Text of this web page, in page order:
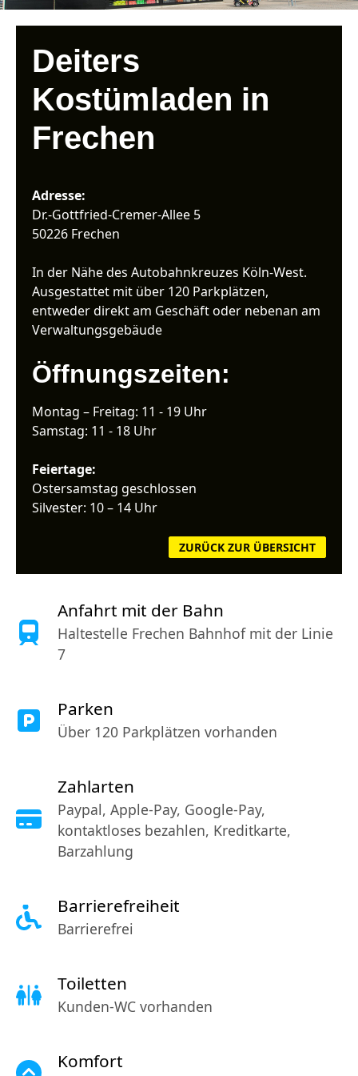
Deiters
Kostümladen in
Frechen
Adresse:
Dr.-Gottfried-Cremer-Allee 5
50226 Frechen
In der Nähe des Autobahnkreuzes Köln-West.
Ausgestattet mit über 120 Parkplätzen,
entweder direkt am Geschäft oder nebenan am
Verwaltungsgebäude
Öffnungszeiten:
Montag – Freitag: 11 - 19 Uhr
Samstag: 11 - 18 Uhr
Feiertage:
Ostersamstag geschlossen
Silvester: 10 – 14 Uhr
ZURÜCK ZUR ÜBERSICHT
Anfahrt mit der Bahn
Haltestelle Frechen Bahnhof mit der Linie
7
Parken
Über 120 Parkplätzen vorhanden
Zahlarten
Paypal, Apple-Pay, Google-Pay,
kontaktloses bezahlen, Kreditkarte,
Barzahlung
Barrierefreiheit
Barrierefrei
Toiletten
Kunden-WC vorhanden
Komfort